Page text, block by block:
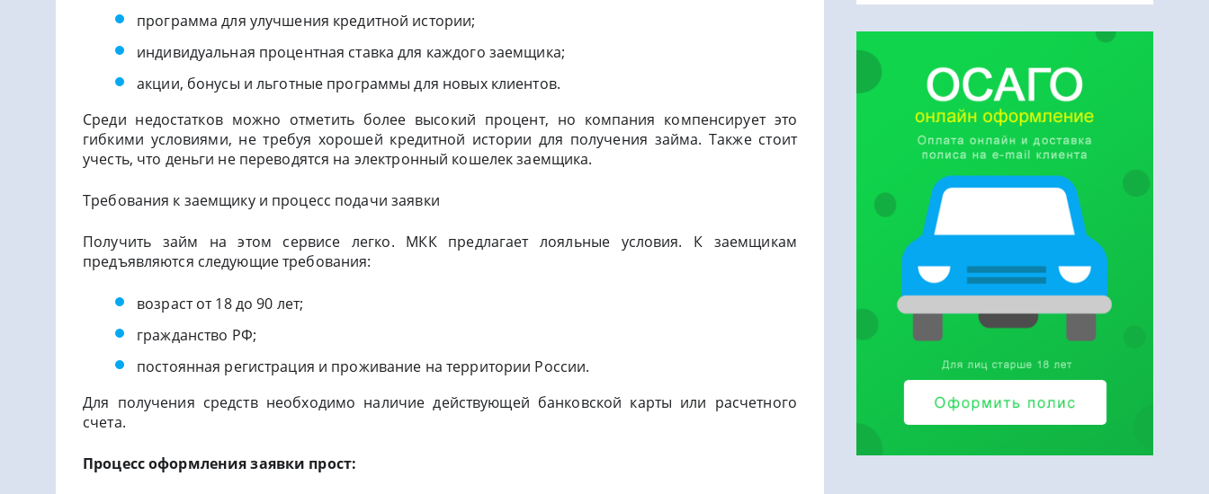
программа для улучшения кредитной истории;
индивидуальная процентная ставка для каждого заемщика;
акции, бонусы и льготные программы для новых клиентов.
Среди недостатков можно отметить более высокий процент, но компания компенсирует это
гибкими условиями, не требуя хорошей кредитной истории для получения займа. Также стоит
учесть, что деньги не переводятся на электронный кошелек заемщика.
Требования к заемщику и процесс подачи заявки
Получить займ на этом сервисе легко. МКК предлагает лояльные условия. К заемщикам
предъявляются следующие требования:
возраст от 18 до 90 лет;
гражданство РФ;
постоянная регистрация и проживание на территории России.
Для получения средств необходимо наличие действующей банковской карты или расчетного
счета.
Процесс оформления заявки прост: